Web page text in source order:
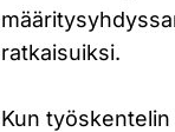
ratkaisuiksi.
Kun